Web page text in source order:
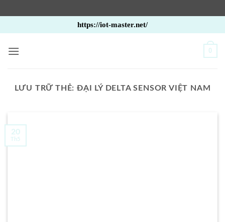
qua
nội
https://iot-master.net/
0
LƯU TRỮ THẺ: ĐẠI LÝ DELTA SENSOR VIỆT NAM
20
Th5